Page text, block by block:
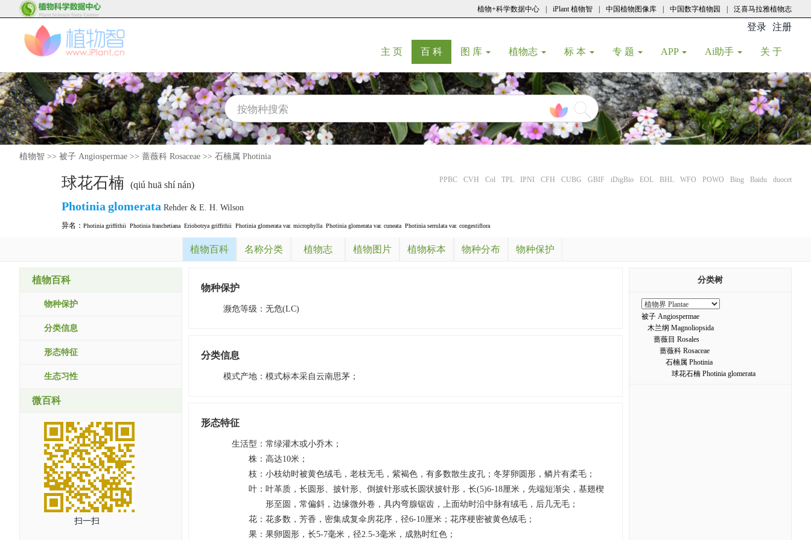
植物+科学数据中心 iPlant 植物智 中国植物图像库 中国数字植物园 泛喜马拉雅植物志
登录 注册
主 页(current)
百 科(current)
图 库 植物志 标 本 专 题 APP Ai助手 关 于
植物智 >> 被子 Angiospermae >> 蔷薇科 Rosaceae >> 石楠属 Photinia
球花石楠 (qiú huā shí nán) PPBC CVH Col TPL IPNI CFH CUBG GBIF iDigBio EOL BHL WFO POWO Bing Baidu duocet
Photinia glomerata Rehder & E. H. Wilson
异名： Photinia griffithii Photinia franchetiana Eriobotrya griffithii Photinia glomerata var. microphylla Photinia glomerata var. cuneata Photinia serrulata var. congestiflora
植物百科 名称分类 植物志 植物图片 植物标本 物种分布 物种保护
植物百科
物种保护
分类信息
形态特征
生态习性
微百科
扫一扫
物种保护
濒危等级 ： 无危(LC)
分类信息
模式产地 ： 模式标本采自云南思茅；
形态特征
生活型 ： 常绿灌木或小乔木；
株 ： 高达10米；
枝 ： 小枝幼时被黄色绒毛，老枝无毛，紫褐色，有多数散生皮孔；冬芽卵圆形，鳞片有柔毛；
叶 ： 叶革质，长圆形、披针形、倒披针形或长圆状披针形，长(5)6-18厘米，先端短渐尖，基翅楔
形至圆，常偏斜，边缘微外卷，具内弯腺锯齿，上面幼时沿中脉有绒毛，后几无毛；
花 ： 花多数，芳香，密集成复伞房花序，径6-10厘米；花序梗密被黄色绒毛；
果 ： 果卵圆形，长5-7毫米，径2.5-3毫米，成熟时红色；
分类树
被子 Angiospermae
木兰纲 Magnoliopsida
蔷薇目 Rosales
蔷薇科 Rosaceae
石楠属 Photinia
球花石楠 Photinia glomerata